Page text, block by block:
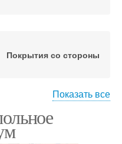
Покрытия со стороны
квартиры
Показать все